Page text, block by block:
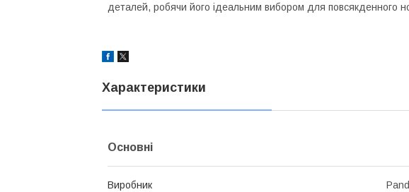
деталей, робячи його ідеальним вибором для повсякденного
Характеристики
Основні
Виробник